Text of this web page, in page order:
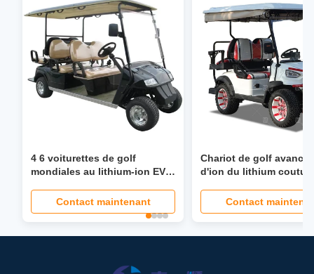
4 6 voiturettes de golf
mondiales au lithium-ion EV
mph, siège pliable, phare
LCD, écran LED
Contact maintenant
Chariot de golf avancé
d'ion du lithium
Contact